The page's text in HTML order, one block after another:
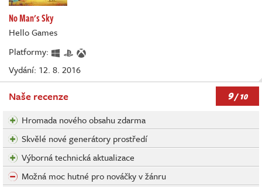
No Man's Sky
Hello Games
Platformy:
Vydání: 12. 8. 2016
Naše recenze 9/ 10
Hromada nového obsahu zdarma
Skvělé nové generátory prostředí
Výborná technická aktualizace
Možná moc hutné pro nováčky v žánru